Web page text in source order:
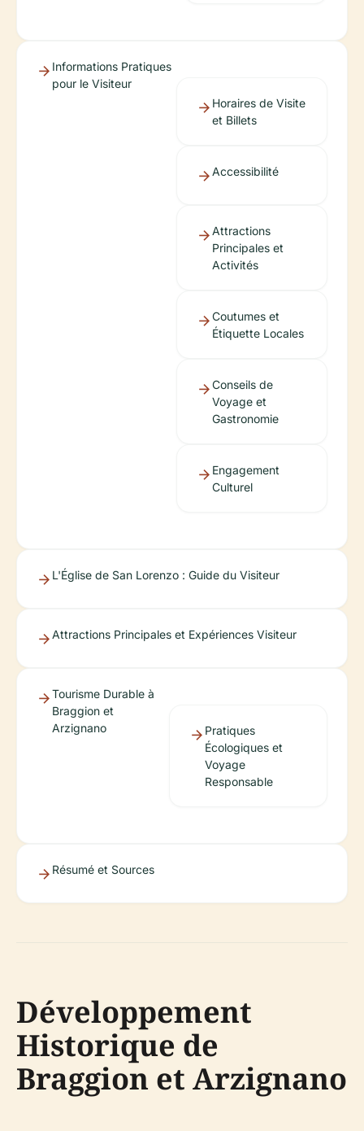
Informations Pratiques
pour le Visiteur
Horaires de Visite
et Billets
Accessibilité
Attractions
Principales et
Activités
Coutumes et
Étiquette Locales
Conseils de
Voyage et
Gastronomie
Engagement
Culturel
L'Église de San Lorenzo : Guide du Visiteur
Attractions Principales et Expériences Visiteur
Tourisme Durable à
Braggion et
Arzignano
Pratiques
Écologiques et
Voyage
Responsable
Résumé et Sources
Développement
Historique de
Braggion et Arzignano